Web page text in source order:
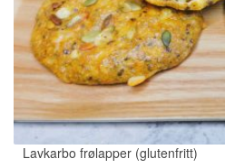
Lavkarbo frølapper (glutenfritt)